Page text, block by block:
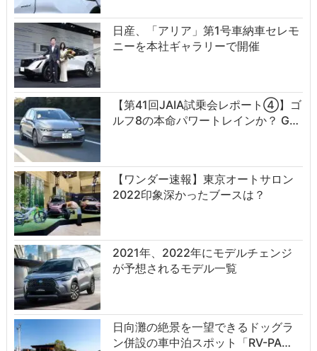
日産、「アリア」第1号車納車セレモ
ニーを本社ギャラリーで開催
【第41回JAIA試乗会レポート④】ゴ
ルフ8の本命パワートレインか？ G…
【ワンダー速報】東京オートサロン
2022印象深かったブースは？
2021年、2022年にモデルチェンジ
が予想されるモデル一覧
日向灘の絶景を一望できるドッグラ
ン併設の車中泊スポット「RV-PA…